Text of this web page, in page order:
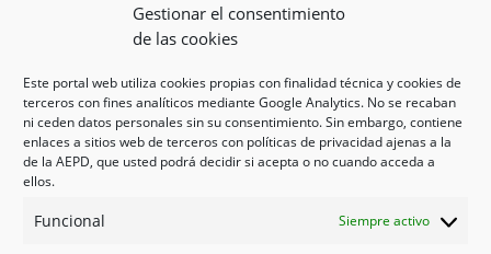
Gestionar el consentimiento
de las cookies
Este portal web utiliza cookies propias con finalidad técnica y cookies de
terceros con fines analíticos mediante Google Analytics. No se recaban
ni ceden datos personales sin su consentimiento. Sin embargo, contiene
enlaces a sitios web de terceros con políticas de privacidad ajenas a la
de la AEPD, que usted podrá decidir si acepta o no cuando acceda a
ellos.
Funcional Siempre activo
Términos y condiciones
Exoneración de responsabilidad
Mapa del sitio
Mi cuenta
Tienda
Psicología en Murcia
Guías